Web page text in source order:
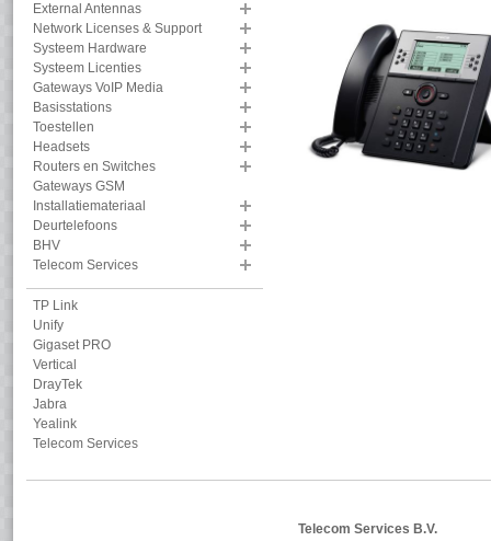
External Antennas
Network Licenses & Support
Systeem Hardware
Systeem Licenties
Gateways VoIP Media
Basisstations
Toestellen
Headsets
Routers en Switches
Gateways GSM
Installatiemateriaal
Deurtelefoons
BHV
Telecom Services
TP Link
Unify
Gigaset PRO
Vertical
DrayTek
Jabra
Yealink
Telecom Services
Telecom Services B.V.